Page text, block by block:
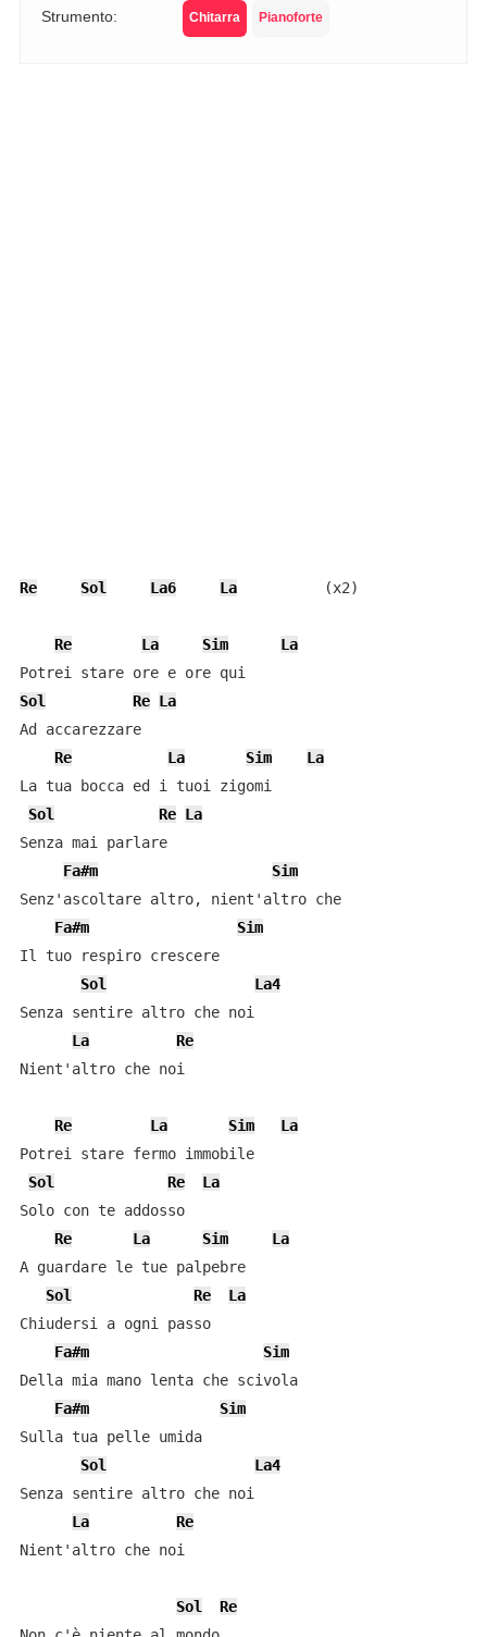
Strumento: Chitarra Pianoforte
Re Sol La6 La
          (x2)
Re La Sim
La
Sol
Re La
Ad accarezzare
Re
La Sim
La
La tua bocca ed i tuoi zigomi
Sol
Re La
Senza mai parlare
Fa#m
Sim
Senz'ascoltare altro, nient'altro che
Fa#m
Sim
Il tuo respiro crescere
Sol
La4
Senza sentire altro che noi
La
Re
Nient'altro che noi
Re La Sim
La
Potrei stare fermo immobile
Sol
Re
La
Solo con te addosso
Re
La Sim
La
A guardare le tue palpebre
Sol
Re
La
Chiudersi a ogni passo
Fa#m
Sim
Della mia mano lenta che scivola
Fa#m
Sim
Sulla tua pelle umida
Sol
La4
Senza sentire altro che noi
La
Re
Nient'altro che noi
Sol
Re